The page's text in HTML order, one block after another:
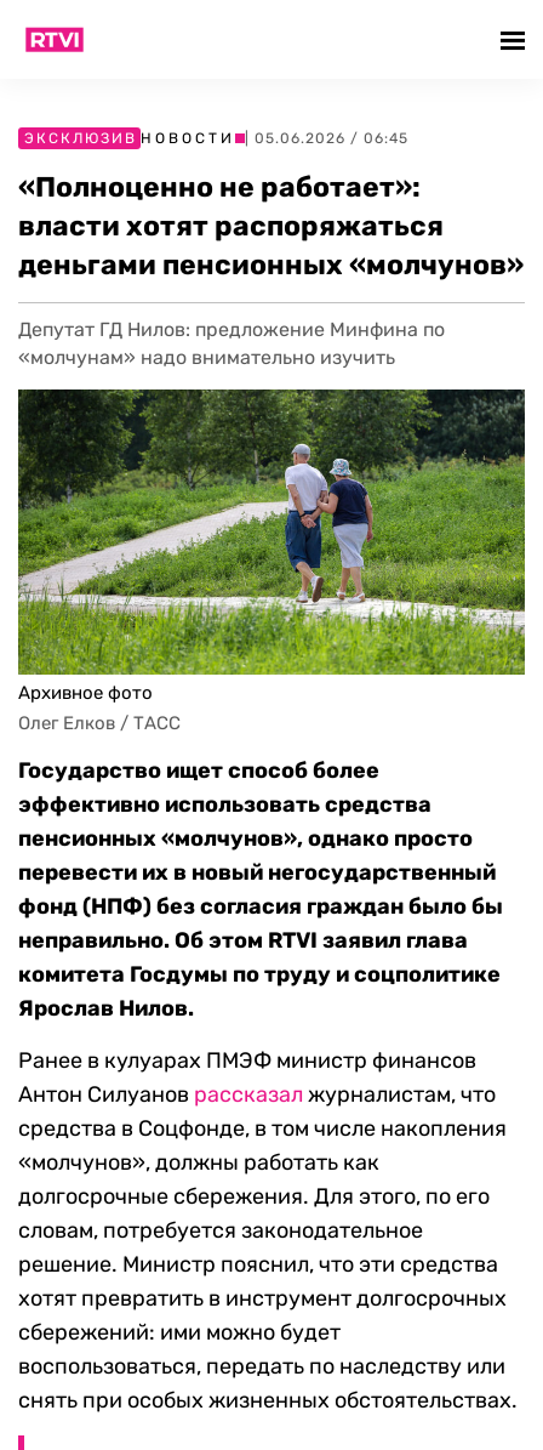
ЭКСКЛЮЗИВ НОВОСТИ | 05.06.2026 / 06:45
«Полноценно не работает»:
власти хотят распоряжаться
деньгами пенсионных «молчунов»
Депутат ГД Нилов: предложение Минфина по
«молчунам» надо внимательно изучить
Архивное фото
Олег Елков / ТАСС
Государство ищет способ более
эффективно использовать средства
пенсионных «молчунов», однако просто
перевести их в новый негосударственный
фонд (НПФ) без согласия граждан было бы
неправильно. Об этом RTVI заявил глава
комитета Госдумы по труду и соцполитике
Ярослав Нилов.
Ранее в кулуарах ПМЭФ министр финансов
Антон Силуанов рассказал журналистам, что
средства в Соцфонде, в том числе накопления
«молчунов», должны работать как
долгосрочные сбережения. Для этого, по его
словам, потребуется законодательное
решение. Министр пояснил, что эти средства
хотят превратить в инструмент долгосрочных
сбережений: ими можно будет
воспользоваться, передать по наследству или
снять при особых жизненных обстоятельствах.